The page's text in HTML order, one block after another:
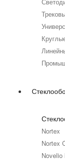
Nortex
Nortex
Novelio